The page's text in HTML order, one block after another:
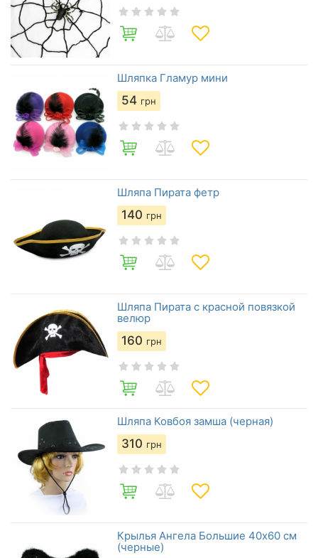
Шляпка Гламур мини
54 грн
Шляпа Пирата фетр
140 грн
Шляпа Пирата с красной повязкой
велюр
160 грн
Шляпа Ковбоя замша (черная)
310 грн
Крылья Ангела Большие 40х60 см
(черные)